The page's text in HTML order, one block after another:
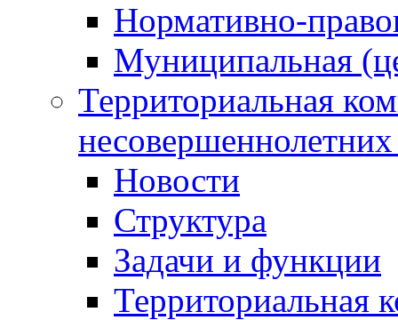
Нормативно-
Муниципальная
Территориальная
Новости
Структура
Задачи и функции
Территориальная